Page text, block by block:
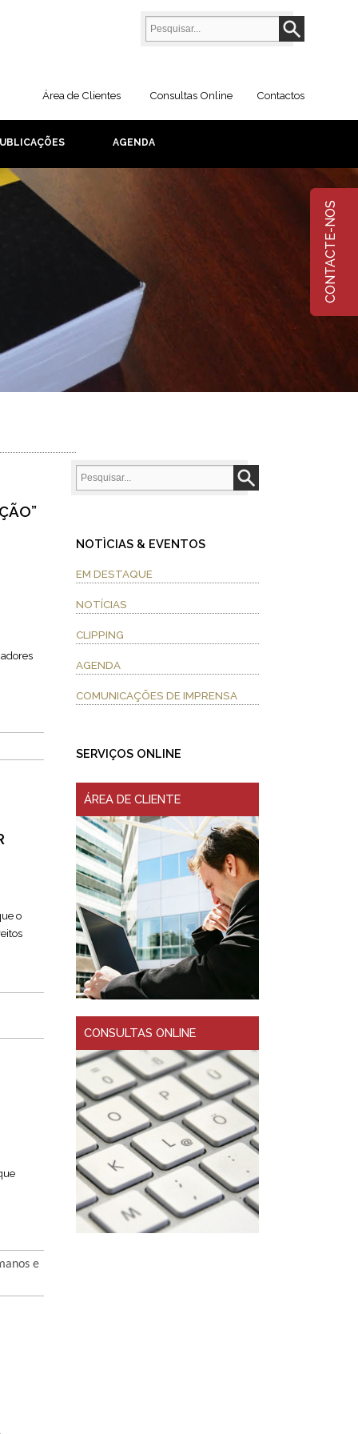
CONTACTE-NOS
Área de Clientes Consultas Online Contactos
AGENDA
o
e
NOTÌCIAS & EVENTOS
EM DESTAQUE
NOTÍCIAS
CLIPPING
AGENDA
COMUNICAÇÕES DE IMPRENSA
SERVIÇOS ONLINE
ÁREA DE CLIENTE
CONSULTAS ONLINE